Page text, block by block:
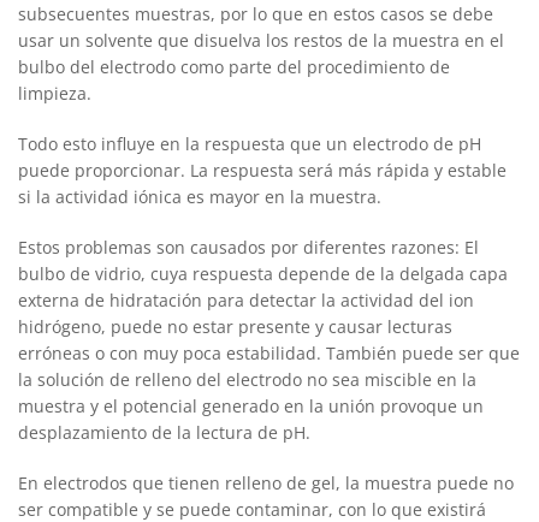
subsecuentes muestras, por lo que en estos casos se debe
usar un solvente que disuelva los restos de la muestra en el
bulbo del electrodo como parte del procedimiento de
limpieza.
Todo esto influye en la respuesta que un electrodo de pH
puede proporcionar. La respuesta será más rápida y estable
si la actividad iónica es mayor en la muestra.
Estos problemas son causados por diferentes razones: El
bulbo de vidrio, cuya respuesta depende de la delgada capa
externa de hidratación para detectar la actividad del ion
hidrógeno, puede no estar presente y causar lecturas
erróneas o con muy poca estabilidad. También puede ser que
la solución de relleno del electrodo no sea miscible en la
muestra y el potencial generado en la unión provoque un
desplazamiento de la lectura de pH.
En electrodos que tienen relleno de gel, la muestra puede no
ser compatible y se puede contaminar, con lo que existirá